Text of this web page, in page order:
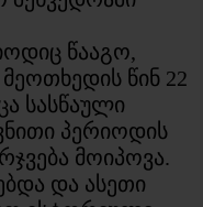
წააგო,
წინ 22
სასწაული
პერიოდის
მოიპოვა.
და ასეთი